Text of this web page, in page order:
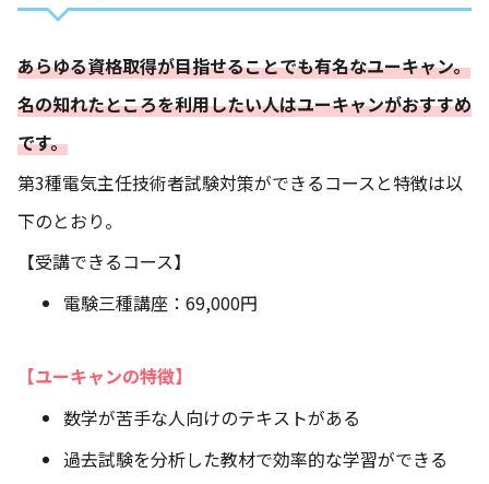
あらゆる資格取得が目指せることでも有名なユーキャン。
名の知れたところを利用したい人はユーキャンがおすすめ
です。
第3種電気主任技術者試験対策ができるコースと特徴は以
下のとおり。
【受講できるコース】
電験三種講座：69,000円
【ユーキャンの特徴】
数学が苦手な人向けのテキストがある
過去試験を分析した教材で効率的な学習ができる